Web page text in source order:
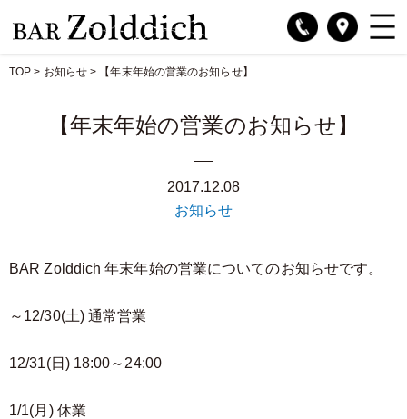
TOP > お知らせ > 【年末年始の営業のお知らせ】
【年末年始の営業のお知らせ】
2017.12.08
お知らせ
BAR Zolddich 年末年始の営業についてのお知らせです。
～12/30(土) 通常営業
12/31(日) 18:00～24:00
1/1(月) 休業